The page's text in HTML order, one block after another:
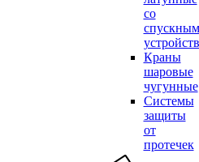
со
спускным
Краны
шаровые
чугунные
Системы
защиты
от
протечек